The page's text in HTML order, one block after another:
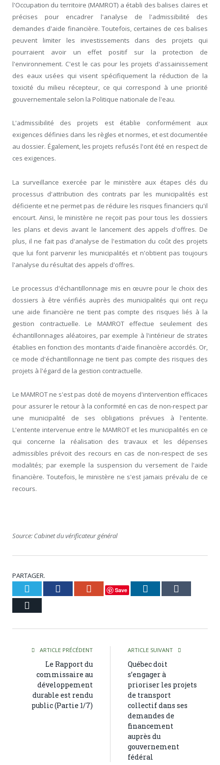
l'Occupation du territoire (MAMROT) a établi des balises claires et
précises pour encadrer l'analyse de l'admissibilité des
demandes d'aide financière. Toutefois, certaines de ces balises
peuvent limiter les investissements dans des projets qui
pourraient avoir un effet positif sur la protection de
l'environnement. C'est le cas pour les projets d'assainissement
des eaux usées qui visent spécifiquement la réduction de la
toxicité du milieu récepteur, ce qui correspond à une priorité
gouvernementale selon la Politique nationale de l'eau.
L'admissibilité des projets est établie conformément aux
exigences définies dans les règles et normes, et est documentée
au dossier. Également, les projets refusés l'ont été en respect de
ces exigences.
La surveillance exercée par le ministère aux étapes clés du
processus d'attribution des contrats par les municipalités est
déficiente et ne permet pas de réduire les risques financiers qu'il
encourt. Ainsi, le ministère ne reçoit pas pour tous les dossiers
les plans et devis avant le lancement des appels d'offres. De
plus, il ne fait pas d'analyse de l'estimation du coût des projets
que lui font parvenir les municipalités et n'obtient pas toujours
l'analyse du résultat des appels d'offres.
Le processus d'échantillonnage mis en œuvre pour le choix des
dossiers à être vérifiés auprès des municipalités qui ont reçu
une aide financière ne tient pas compte des risques liés à la
gestion contractuelle. Le MAMROT effectue seulement des
échantillonnages aléatoires, par exemple à l'intérieur de strates
établies en fonction des montants d'aide financière accordés. Or,
ce mode d'échantillonnage ne tient pas compte des risques des
projets à l'égard de la gestion contractuelle.
Le MAMROT ne s'est pas doté de moyens d'intervention efficaces
pour assurer le retour à la conformité en cas de non-respect par
une municipalité de ses obligations prévues à l'entente.
L'entente intervenue entre le MAMROT et les municipalités en ce
qui concerne la réalisation des travaux et les dépenses
admissibles prévoit des recours en cas de non-respect de ses
modalités; par exemple la suspension du versement de l'aide
financière. Toutefois, le ministère ne s'est jamais prévalu de ce
recours.
Source: Cabinet du vérificateur général
PARTAGER.
Twitter Facebook Google+
Save LinkedIn
ARTICLE PRÉCÉDENT
Le Rapport du
commissaire au
développement
durable est rendu
public (Partie 1/7)
ARTICLE SUIVANT
Québec doit
s’engager à
prioriser les projets
de transport
collectif dans ses
demandes de
financement
auprès du
gouvernement
fédéral